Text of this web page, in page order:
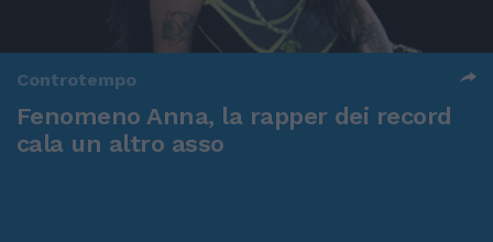
Controtempo
Fenomeno Anna, la rapper dei record
cala un altro asso